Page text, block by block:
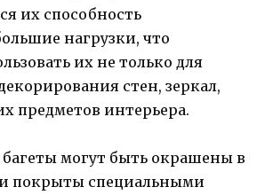
их способность
нагрузки, что
их не только для
стен, зеркал,
предметов интерьера.
могут быть окрашены в
покрыты специальными